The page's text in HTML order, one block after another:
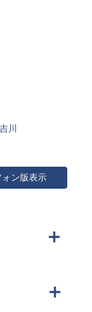
吉川
ン版表示